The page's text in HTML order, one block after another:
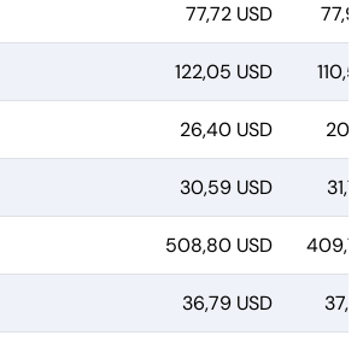
77,72 USD
122,05 USD
26,40 USD
30,59 USD
508,80 USD
36,79 USD